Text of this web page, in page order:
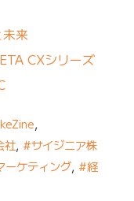
来
CXシリーズ
,
社, #サイジニア株
ーケティング, #経